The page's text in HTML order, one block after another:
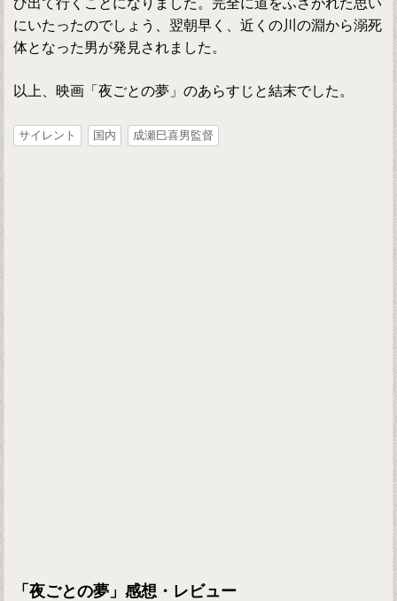
び出て行くことになりました。完全に道をふさがれた思い
にいたったのでしょう、翌朝早く、近くの川の淵から溺死
体となった男が発見されました。
以上、映画「夜ごとの夢」のあらすじと結末でした。
サイレント 国内 成瀬巳喜男監督
「夜ごとの夢」感想・レビュー